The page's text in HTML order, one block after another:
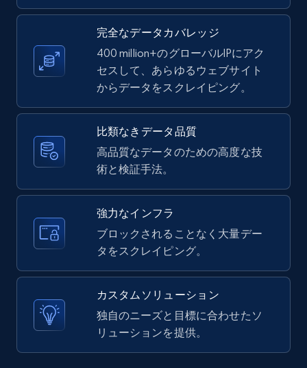
LinkedIn posts - Discover new posts
company URL
URL, ID, User id, Use url, Title, Headline, Post
text, Date posted, and more.
11.3K+ 1.5K+ 無料トライアル
X (formerly Twitter) - Posts
ID, User posted, Name, Description, Date
posted, Photos, URL, Quoted post, and more.
10.4K+ 1.2K+ 無料トライアル
X (formerly Twitter) - Posts - Collecting
Twitter posts URLs
ID, User posted, Name, Description, Date
完全なデータカバレッジ
400 million+のグローバルIPにアク
セスして、あらゆるウェブサイト
からデータをスクレイピング。
比類なきデータ品質
高品質なデータのための高度な技
術と検証手法。
強力なインフラ
ブロックされることなく大量デー
タをスクレイピング。
カスタムソリューション
独自のニーズと目標に合わせたソ
リューションを提供。